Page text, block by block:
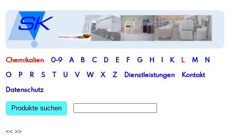
Chemikalien 0-9 A B C D E F G H I K L M
N
O
P R S T U V W X Z Dienstleistungen
Kontakt
Datenschutz
Produkte suchen
<< >>